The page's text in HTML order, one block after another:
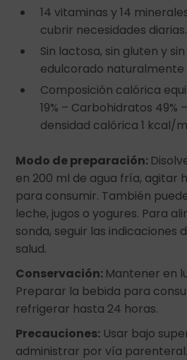
14 vitaminas y 14
cubrir necesidades diarias.
Sin lactosa, sin gluten y
edulcorado naturalmente
Composición calórica
19% – Carbohidratos 49%
densidad calórica 1 kcal/
Modo de preparación:
en 200 ml de agua fría, agitar
para consumir. También
leche, jugos o yogures. Para
sonda, seguir las indicaciones
salud.
Conservación: Mantener en
Preparar la bebida para
refrigerar hasta 24 horas.
Precauciones: Usar bajo
administrar por vía parenteral.